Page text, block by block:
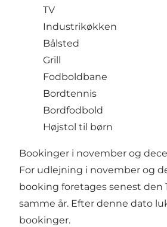
TV
Industrikøkken
Bålsted
Grill
Fodboldbane
Bordtennis
Bordfodbold
Højstol til børn
Bookinger i november og
For udlejning i november og
booking foretages senest den
samme år. Efter denne dato
bookinger.